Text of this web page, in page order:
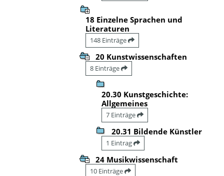
18 Einzelne Sprachen und
Literaturen
148 Einträge
20 Kunstwissenschaften
8 Einträge
20.30 Kunstgeschichte:
Allgemeines
7 Einträge
20.31 Bildende Künstler
1 Eintrag
24 Musikwissenschaft
10 Einträge